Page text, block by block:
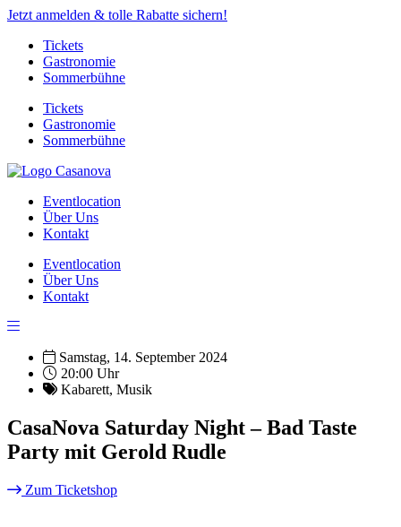
Jetzt anmelden & tolle Rabatte sichern!
Tickets
Gastronomie
Sommerbühne
Tickets
Gastronomie
Sommerbühne
Eventlocation
Über Uns
Kontakt
Eventlocation
Über Uns
Kontakt
Samstag, 14. September 2024
20:00 Uhr
Kabarett, Musik
CasaNova Saturday Night – Bad Taste
Party mit Gerold Rudle
Zum Ticketshop